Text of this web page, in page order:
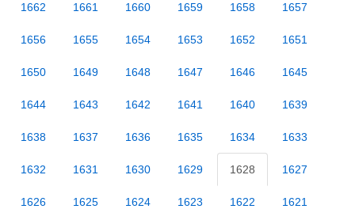
1662 1661 1660 1659 1658 1657
1656 1655 1654 1653 1652 1651
1650 1649 1648 1647 1646 1645
1644 1643 1642 1641 1640 1639
1638 1637 1636 1635 1634 1633
1632 1631 1630 1629 1628 1627
1626 1625 1624 1623 1622 1621